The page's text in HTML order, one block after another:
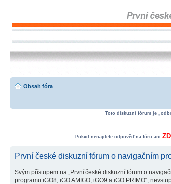
Obsah fóra
Toto diskuzní fórum je
Pokud nenajdete odpověď na fóru ani
První české diskuzní fórum o navigačním
Svým přístupem na „První české diskuzní fórum o
programu iGO8, iGO AMIGO, iGO9 a iGO PRIMO“,